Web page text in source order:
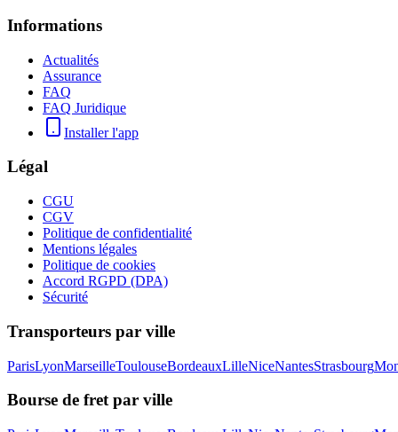
Informations
Actualités
Assurance
FAQ
FAQ Juridique
Installer l'app
Légal
CGU
CGV
Politique de confidentialité
Mentions légales
Politique de cookies
Accord RGPD (DPA)
Sécurité
Transporteurs par ville
ParisLyonMarseilleToulouseBordeauxLilleNiceNantesStrasbourg
Bourse de fret par ville